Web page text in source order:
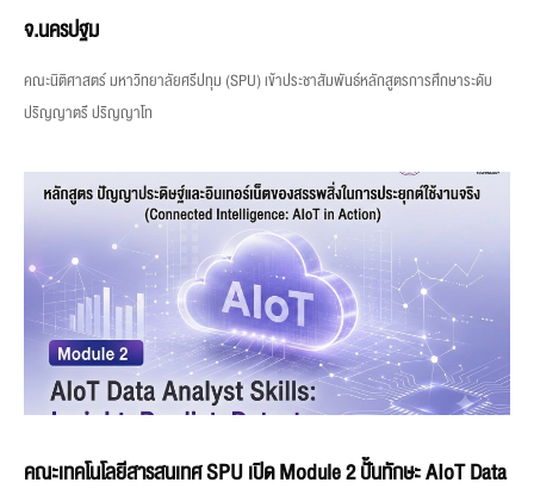
จ.นครปฐม
คณะนิติศาสตร์ มหาวิทยาลัยศรีปทุม (SPU) เข้าประชาสัมพันธ์หลักสูตรการศึกษาระดับ
ปริญญาตรี ปริญญาโท
คณะเทคโนโลยีสารสนเทศ SPU เปิด Module 2 ปั้นทักษะ AIoT Data